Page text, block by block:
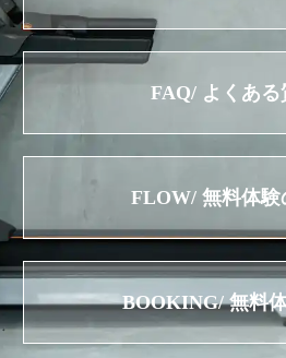
FAQ/ よくあ
FLOW/ 無料体
BOOKING/ 無料